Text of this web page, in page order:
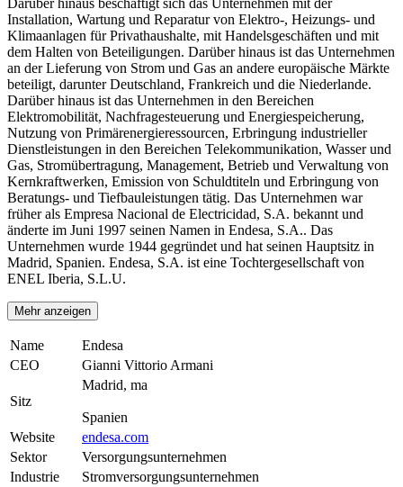
Installation, Wartung und Reparatur von Elektro-, Heizungs- und
Klimaanlagen für Privathaushalte, mit Handelsgeschäften und mit
dem Halten von Beteiligungen. Darüber hinaus ist das Unternehmen
an der Lieferung von Strom und Gas an andere europäische Märkte
beteiligt, darunter Deutschland, Frankreich und die Niederlande.
Darüber hinaus ist das Unternehmen in den Bereichen
Elektromobilität, Nachfragesteuerung und Energiespeicherung,
Nutzung von Primärenergieressourcen, Erbringung industrieller
Dienstleistungen in den Bereichen Telekommunikation, Wasser und
Gas, Stromübertragung, Management, Betrieb und Verwaltung von
Kernkraftwerken, Emission von Schuldtiteln und Erbringung von
Beratungs- und Tiefbauleistungen tätig. Das Unternehmen war
früher als Empresa Nacional de Electricidad, S.A. bekannt und
änderte im Juni 1997 seinen Namen in Endesa, S.A.. Das
Unternehmen wurde 1944 gegründet und hat seinen Hauptsitz in
Madrid, Spanien. Endesa, S.A. ist eine Tochtergesellschaft von
ENEL Iberia, S.L.U.
Mehr anzeigen
Name
Endesa
CEO
Gianni Vittorio Armani
Sitz
Madrid, ma
Spanien
Website
endesa.com
Sektor
Versorgungsunternehmen
Industrie
Stromversorgungsunternehmen